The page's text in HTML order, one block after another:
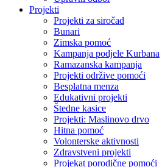
Projekti
Projekti za siročad
Bunari
Zimska pomoć
Kampanja podjele Kurbana
Ramazanska kampanja
Projekti održive pomoći
Besplatna menza
Edukativni projekti
Štedne kasice
Projekti: Maslinovo drvo
Hitna pomoć
Volonterske aktivnosti
Zdravstveni projekti
Projekat porodične pomoći